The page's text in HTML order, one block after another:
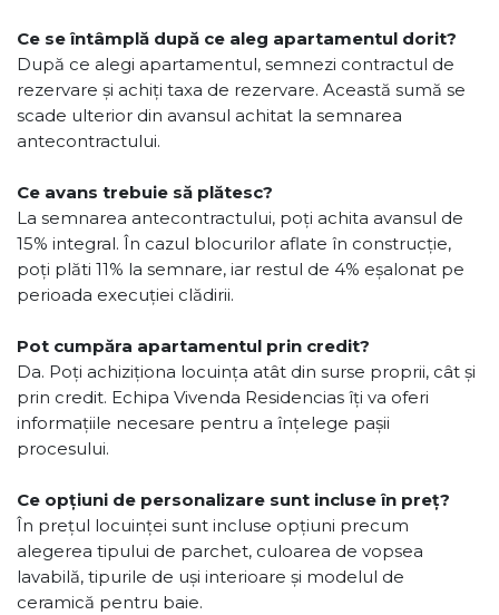
Ce se întâmplă după ce aleg apartamentul dorit?
După ce alegi apartamentul, semnezi contractul de
rezervare și achiți taxa de rezervare. Această sumă se
scade ulterior din avansul achitat la semnarea
antecontractului.
Ce avans trebuie să plătesc?
La semnarea antecontractului, poți achita avansul de
15% integral. În cazul blocurilor aflate în construcție,
poți plăti 11% la semnare, iar restul de 4% eșalonat pe
perioada execuției clădirii.
Pot cumpăra apartamentul prin credit?
Da. Poți achiziționa locuința atât din surse proprii, cât și
prin credit. Echipa Vivenda Residencias îți va oferi
informațiile necesare pentru a înțelege pașii
procesului.
Ce opțiuni de personalizare sunt incluse în preț?
În prețul locuinței sunt incluse opțiuni precum
alegerea tipului de parchet, culoarea de vopsea
lavabilă, tipurile de uși interioare și modelul de
ceramică pentru baie.